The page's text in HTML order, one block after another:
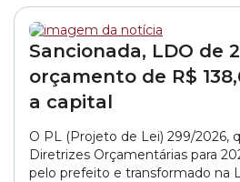
Sancionada, LDO de
orçamento de R$
a capital
O PL (Projeto de Lei) 299/2026,
Diretrizes Orçamentárias para
pelo prefeito e transformado na